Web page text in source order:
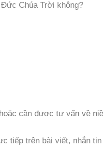
Chúa Trời không?
cần được tư vấn về
tiếp trên bài viết, nhắn tin